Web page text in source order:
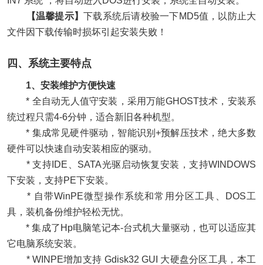
【温馨提示】 下载系统后请校验一下MD5值，以防止大
文件因下载传输时损坏引起安装失败！
四、系统主要特点
1、安装维护方便快速
* 全自动无人值守安装，采用万能GHOST技术，安装系
统过程只需4-6分钟，适合新旧各种机型。
* 集成常见硬件驱动，智能识别+预解压技术，绝大多数
硬件可以快速自动安装相应的驱动。
* 支持IDE、SATA光驱启动恢复安装，支持WINDOWS
下安装，支持PE下安装。
* 自带WinPE微型操作系统和常用分区工具、DOS工
具，装机备份维护轻松无忧。
* 集成了Hp电脑笔记本-台式机大量驱动，也可以适应其
它电脑系统安装。
* WINPE增加支持 Gdisk32 GUI 大硬盘分区工具，本工